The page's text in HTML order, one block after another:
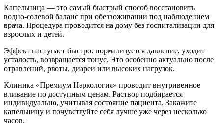
Капельница — это самый быстрый способ восстановить
водно-солевой баланс при обезвоживании под наблюдением
врача. Процедура проводится на дому без госпитализации для
взрослых и детей.
Эффект наступает быстро: нормализуется давление, уходит
усталость, возвращается тонус. Это особенно актуально после
отравлений, рвоты, диареи или высоких нагрузок.
Клиника «Премиум Наркология» проводит внутривенное
вливание по доступным ценам. Раствор подбирается
индивидуально, учитывая состояние пациента. Закажите
капельницу и почувствуйте себя лучше уже через несколько
часов.